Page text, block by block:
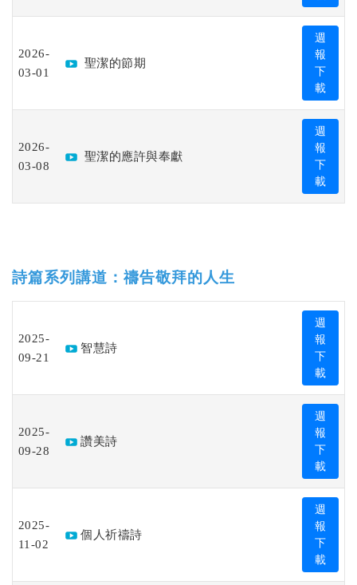
2026-
03-01
聖潔的節期
週
報
下
載
2026-
03-08
聖潔的應許與奉獻
週
報
下
載
詩篇系列講道：禱告敬拜的人生
2025-
09-21
智慧詩
週
報
下
載
2025-
09-28
讚美詩
週
報
下
載
2025-
11-02
個人祈禱詩
週
報
下
載